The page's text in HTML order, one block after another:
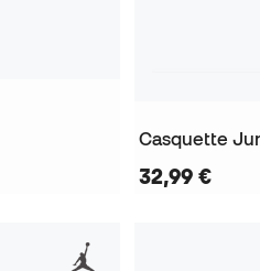
Casquette
32,99 €